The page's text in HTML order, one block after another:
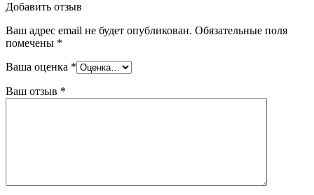
Добавить отзыв
Ваш адрес email не будет опубликован. Обязательные поля
помечены *
Ваша оценка *
Ваш отзыв *